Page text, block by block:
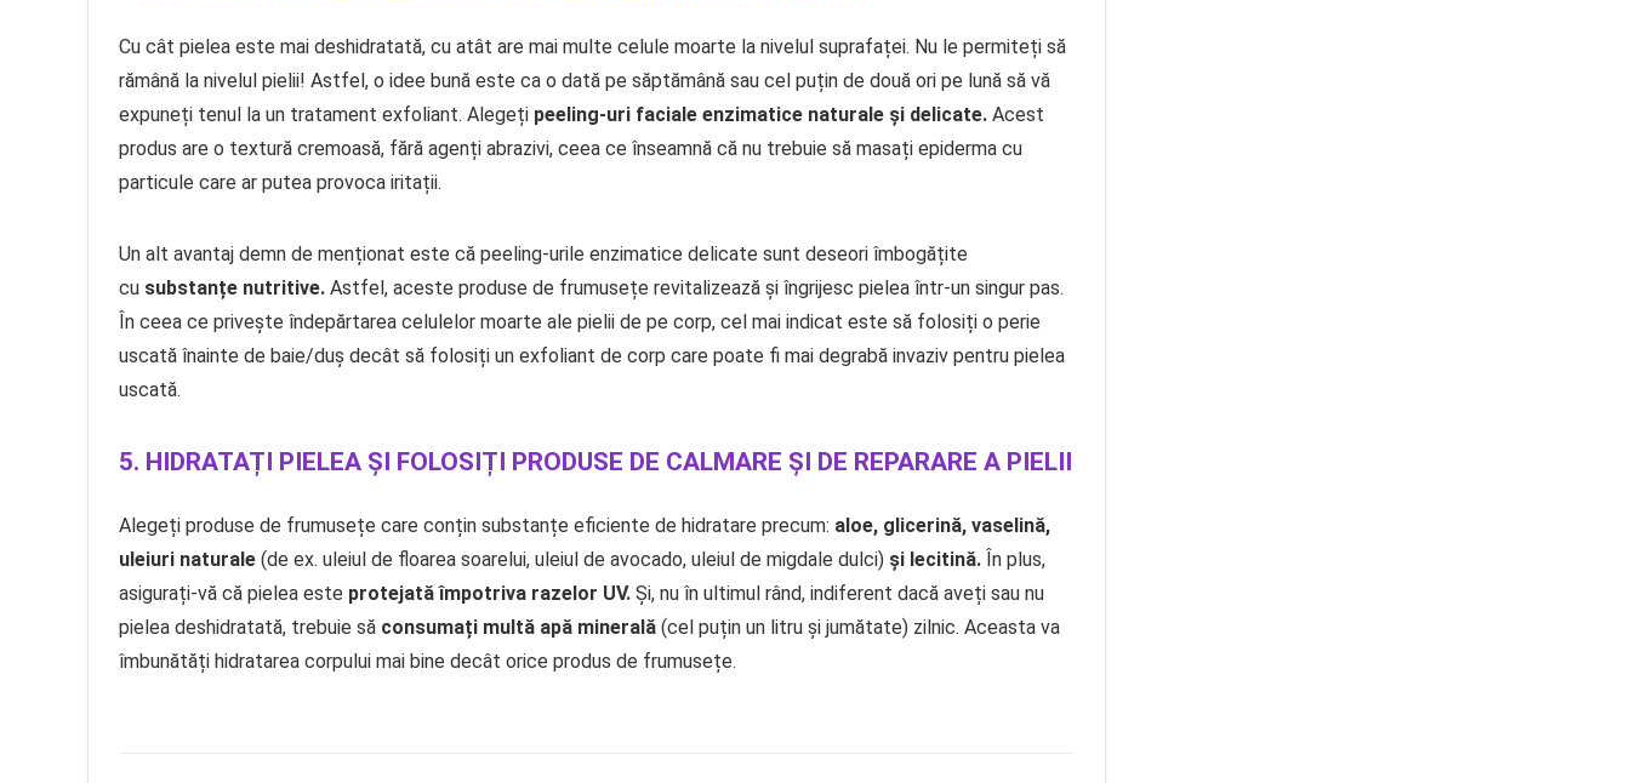
Cu cât pielea este mai deshidratată, cu atât are mai multe celule moarte la nivelul suprafaței. Nu le permiteți să
rămână la nivelul pielii! Astfel, o idee bună este ca o dată pe săptămână sau cel puțin de două ori pe lună să vă
expuneți tenul la un tratament exfoliant. Alegeți peeling-uri faciale enzimatice naturale și delicate. Acest
produs are o textură cremoasă, fără agenți abrazivi, ceea ce înseamnă că nu trebuie să masați epiderma cu
particule care ar putea provoca iritații.
Un alt avantaj demn de menționat este că peeling-urile enzimatice delicate sunt deseori îmbogățite
cu substanțe nutritive. Astfel, aceste produse de frumusețe revitalizează și îngrijesc pielea într-un singur pas.
În ceea ce privește îndepărtarea celulelor moarte ale pielii de pe corp, cel mai indicat este să folosiți o perie
uscată înainte de baie/duș decât să folosiți un exfoliant de corp care poate fi mai degrabă invaziv pentru pielea
uscată.
5. HIDRATAȚI PIELEA ȘI FOLOSIȚI PRODUSE DE CALMARE ȘI DE REPARARE A PIELII
Alegeți produse de frumusețe care conțin substanțe eficiente de hidratare precum: aloe, glicerină, vaselină,
uleiuri naturale (de ex. uleiul de floarea soarelui, uleiul de avocado, uleiul de migdale dulci) și lecitină. În plus,
asigurați-vă că pielea este protejată împotriva razelor UV. Și, nu în ultimul rând, indiferent dacă aveți sau nu
pielea deshidratată, trebuie să consumați multă apă minerală (cel puțin un litru și jumătate) zilnic. Aceasta va
îmbunătăți hidratarea corpului mai bine decât orice produs de frumusețe.